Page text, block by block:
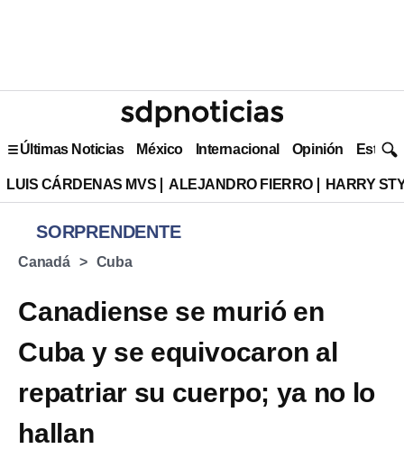
Últimas Noticias México Internacional Opinión Estilo
LUIS CÁRDENAS MVS ALEJANDRO FIERRO HARRY
SORPRENDENTE
Canadá Cuba
Canadiense se murió en
Cuba y se equivocaron al
repatriar su cuerpo; ya no lo
hallan